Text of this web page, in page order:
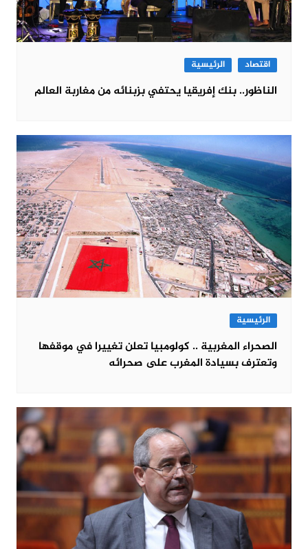
اقتصاد الرئيسية
الناظور.. بنك إفريقيا يحتفي بزبنائه من مغاربة العالم
الرئيسية
الصحراء المغربية .. كولومبيا تعلن تغييرا في موقفها
وتعترف بسيادة المغرب على صحرائه